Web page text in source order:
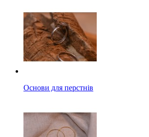
Основи для перстнів